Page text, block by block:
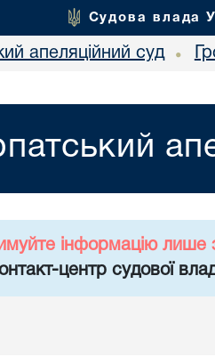
Судова влада
апеляційний суд •
інформацію лише
центр судової